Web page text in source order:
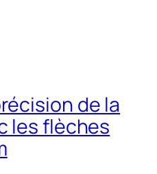
de la
les flèches